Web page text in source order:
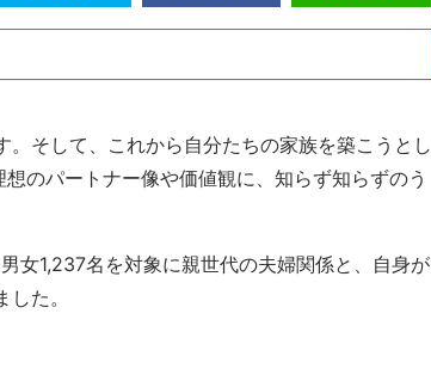
そして、これから自分たちの家族を築こうとし
のパートナー像や価値観に、知らず知らずのう
女1,237名を対象に親世代の夫婦関係と、自身が
た。